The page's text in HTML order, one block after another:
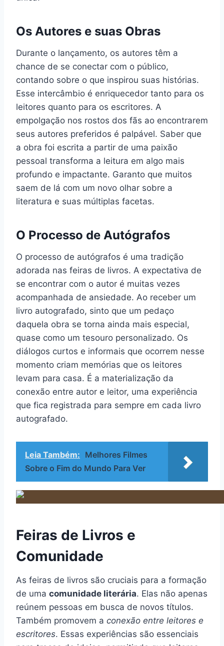
Os Autores e suas Obras
Durante o lançamento, os autores têm a
chance de se conectar com o público,
contando sobre o que inspirou suas histórias.
Esse intercâmbio é enriquecedor tanto para os
leitores quanto para os escritores. A
empolgação nos rostos dos fãs ao encontrarem
seus autores preferidos é palpável. Saber que
a obra foi escrita a partir de uma paixão
pessoal transforma a leitura em algo mais
profundo e impactante. Garanto que muitos
saem de lá com um novo olhar sobre a
literatura e suas múltiplas facetas.
O Processo de Autógrafos
O processo de autógrafos é uma tradição
adorada nas feiras de livros. A expectativa de
se encontrar com o autor é muitas vezes
acompanhada de ansiedade. Ao receber um
livro autografado, sinto que um pedaço
daquela obra se torna ainda mais especial,
quase como um tesouro personalizado. Os
diálogos curtos e informais que ocorrem nesse
momento criam memórias que os leitores
levam para casa. É a materialização da
conexão entre autor e leitor, uma experiência
que fica registrada para sempre em cada livro
autografado.
Leia Também: Melhores Filmes
Sobre o Fim do Mundo Para Ver
Feiras de Livros e
Comunidade
As feiras de livros são cruciais para a formação
de uma comunidade literária. Elas não apenas
reúnem pessoas em busca de novos títulos.
Também promovem a conexão entre leitores e
escritores. Essas experiências são essenciais